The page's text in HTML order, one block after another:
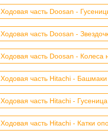
Ходовая часть Doosan -
Ходовая часть Doosan -
Ходовая часть Doosan -
Ходовая часть Hitachi - Башмаки
Ходовая часть Hitachi -
Ходовая часть Hitachi - Катки